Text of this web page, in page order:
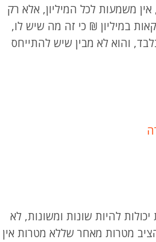
בחסכון, אך הוא מעונין להשקיע רק 300,000 ₪, אין משמעות לכל המיליון, אלא רק
עסקאות במיליון ₪ כי זה מה שיש לו,
להשקיע בלבד, והוא לא מבין שיש להתייחס
להיות שונות ומשונות, לא
מטרות מאחר שללא מטרות אין